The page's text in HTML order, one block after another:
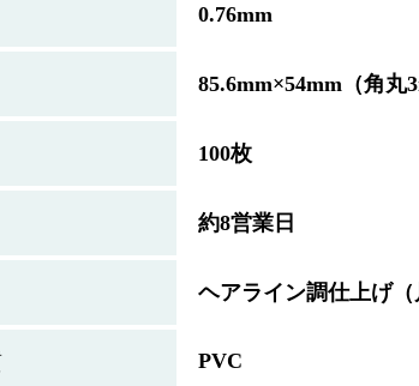
0.76mm
85.6mm×54mm（角丸
100枚
約8営業日
ヘアライン調仕上げ
PVC